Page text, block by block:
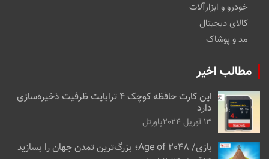
خودرو و ابزارآلات
کالای دیجیتال
مد و پوشاک
مطالب اخیر
این کارت حافظه کوچک ۴ ترابایت ظرفیت ذخیره‌سازی
دارد
13 آوریل 2024 پاورتل
بازی/ Age of 2048؛ بزرگ‌ترین تمدن جهان را بسازید